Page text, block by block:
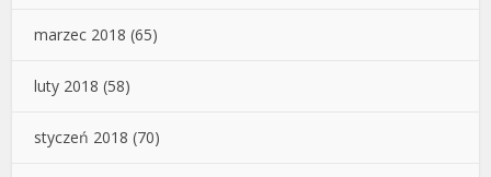
marzec 2018 (65)
luty 2018 (58)
styczeń 2018 (70)